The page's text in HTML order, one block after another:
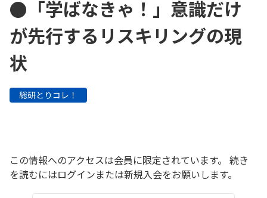
NEAとは
教育情報
お問い合わせ
●「学ばなきゃ！」意識だけ
が先行するリスキリングの現
状
総研とりコレ！
この情報へのアクセスは会員に限定されています。 続き
を読むにはログインまたは新規入会をお願いします。